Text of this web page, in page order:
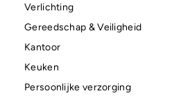
Verlichting
Gereedschap & Veiligheid
Kantoor
Keuken
Persoonlijke verzorging